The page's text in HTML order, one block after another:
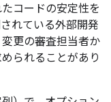
コードの安定性を
れている外部開発
更の審査担当者か
られることがあり